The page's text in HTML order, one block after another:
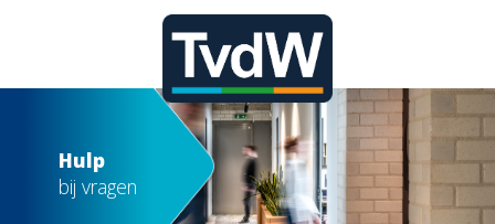
Hulp
bij vragen